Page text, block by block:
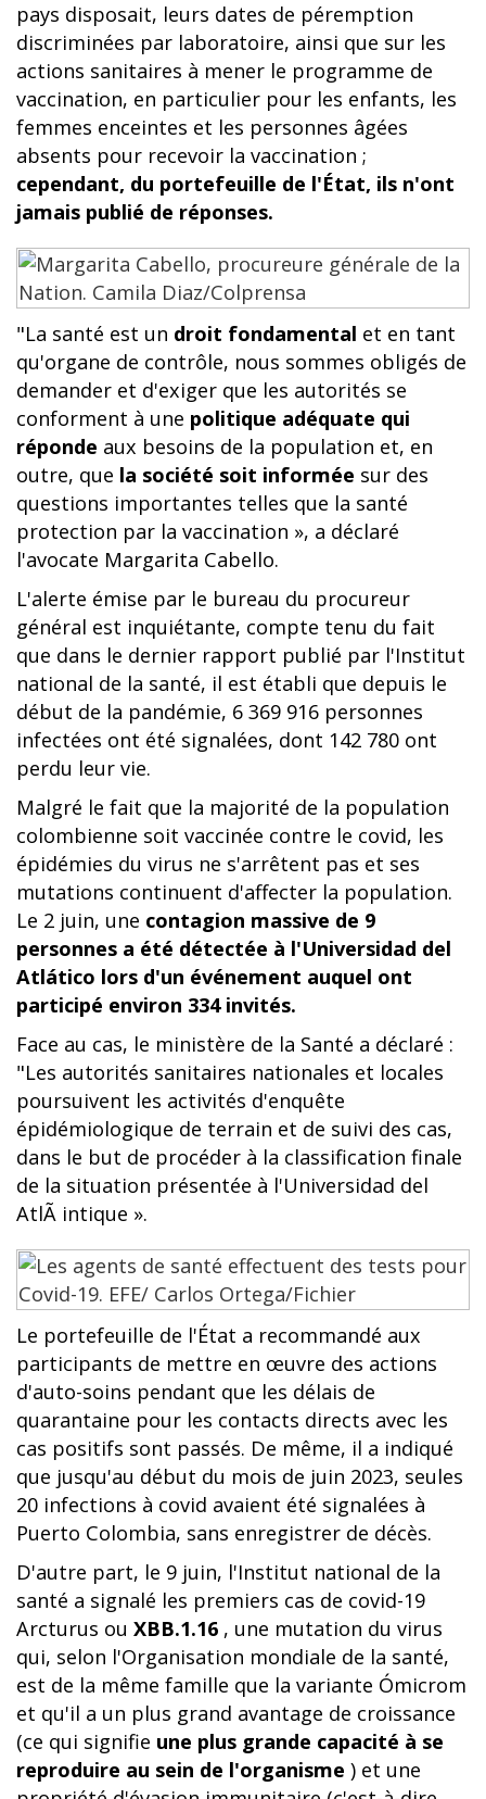
pays disposait, leurs dates de péremption
discriminées par laboratoire, ainsi que sur les
actions sanitaires à mener le programme de
vaccination, en particulier pour les enfants, les
femmes enceintes et les personnes âgées
absents pour recevoir la vaccination ;
cependant, du portefeuille de l'État, ils n'ont
jamais publié de réponses.
"La santé est un droit fondamental et en tant
qu'organe de contrôle, nous sommes obligés de
demander et d'exiger que les autorités se
conforment à une politique adéquate qui
réponde aux besoins de la population et, en
outre, que la société soit informée sur des
questions importantes telles que la santé
protection par la vaccination », a déclaré
l'avocate Margarita Cabello.
L'alerte émise par le bureau du procureur
général est inquiétante, compte tenu du fait
que dans le dernier rapport publié par l'Institut
national de la santé, il est établi que depuis le
début de la pandémie, 6 369 916 personnes
infectées ont été signalées, dont 142 780 ont
perdu leur vie.
Malgré le fait que la majorité de la population
colombienne soit vaccinée contre le covid, les
épidémies du virus ne s'arrêtent pas et ses
mutations continuent d'affecter la population.
Le 2 juin, une contagion massive de 9
personnes a été détectée à l'Universidad del
Atlático lors d'un événement auquel ont
participé environ 334 invités.
Face au cas, le ministère de la Santé a déclaré :
"Les autorités sanitaires nationales et locales
poursuivent les activités d'enquête
épidémiologique de terrain et de suivi des cas,
dans le but de procéder à la classification finale
de la situation présentée à l'Universidad del
AtlÃ intique ».
Le portefeuille de l'État a recommandé aux
participants de mettre en œuvre des actions
d'auto-soins pendant que les délais de
quarantaine pour les contacts directs avec les
cas positifs sont passés. De même, il a indiqué
que jusqu'au début du mois de juin 2023, seules
20 infections à covid avaient été signalées à
Puerto Colombia, sans enregistrer de décès.
D'autre part, le 9 juin, l'Institut national de la
santé a signalé les premiers cas de covid-19
Arcturus ou XBB.1.16 , une mutation du virus
qui, selon l'Organisation mondiale de la santé,
est de la même famille que la variante Ómicrom
et qu'il a un plus grand avantage de croissance
(ce qui signifie une plus grande capacité à se
reproduire au sein de l'organisme ) et une